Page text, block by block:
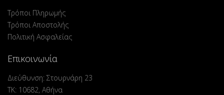
Τρόποι Πληρωμής
Τρόποι Αποστολής
Πολιτική Ασφαλείας
Επικοινωνία
Διεύθυνση: Στουρνάρη 23
ΤΚ: 10682, Αθήνα